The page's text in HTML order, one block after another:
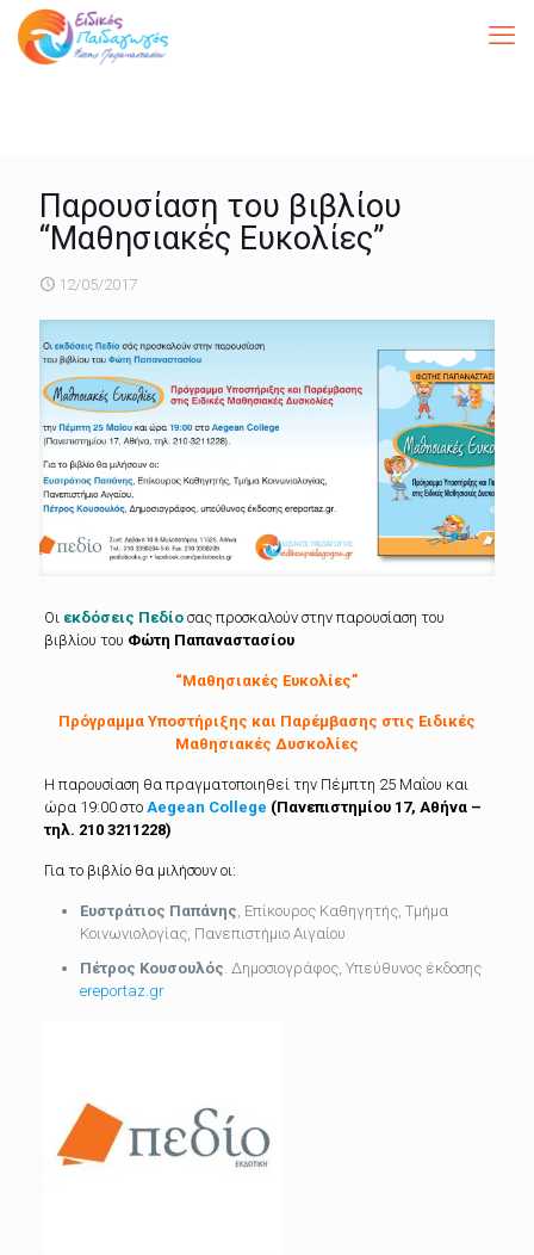
Παρουσίαση του βιβλίου
“Μαθησιακές Ευκολίες”
12/05/2017
Οι εκδόσεις Πεδίοσας προσκαλούν στην παρουσίαση του
βιβλίου του Φώτη Παπαναστασίου
“Μαθησιακές Ευκολίες”
Πρόγραμμα Υποστήριξης και Παρέμβασης στις Ειδικές
Μαθησιακές Δυσκολίες
Η παρουσίαση θα πραγματοποιηθεί την Πέμπτη 25 Μαΐου και
ώρα 19:00 στο Aegean College (Πανεπιστημίου 17, Αθήνα –
τηλ. 210 3211228)
Για το βιβλίο θα μιλήσουν οι:
Ευστράτιος Παπάνης , Επίκουρος Καθηγητής, Τμήμα
Κοινωνιολογίας, Πανεπιστήμιο Αιγαίου
Πέτρος Κουσουλός . Δημοσιογράφος, Υπεύθυνος έκδοσης
ereportaz.gr